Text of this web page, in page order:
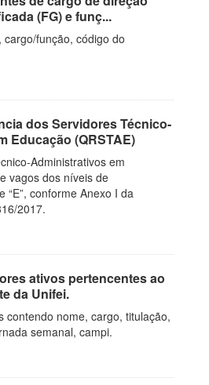
(FG) e funç...
função, código do
dos Servidores Técnico-
Educação (QRSTAE)
Administrativos em
vagos dos níveis de
“E”, conforme Anexo I da
2017.
ativos pertencentes ao
da Unifei.
contendo nome, cargo, titulação,
semanal, campi.